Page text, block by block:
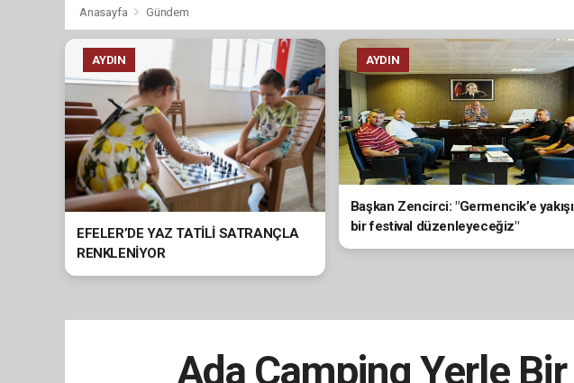
Anasayfa Gündem
AYDIN
EFELER’DE YAZ TATİLİ SATRANÇLA
RENKLENİYOR
AYDIN
Başkan Zencirci: "Germencik’e
bir festival düzenleyeceğiz"
Ada Camping Yerle Bir